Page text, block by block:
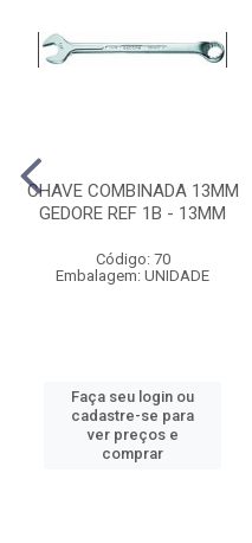
CHAVE COMBINADA 13MM
GEDORE REF 1B - 13MM
Código: 70
Embalagem: UNIDADE
Faça seu login ou
cadastre-se para
ver preços e
comprar